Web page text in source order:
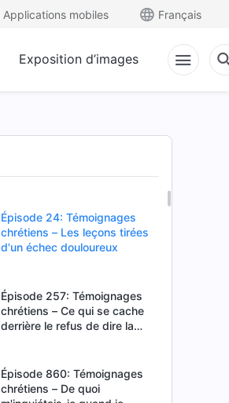
Applications mobiles Français
Exposition d’images
plus certains devoirs comme
Épisode 862: Témoignages
Épisode 284: Témoignages
Épisode 24: Témoignages
chrétiens – Les leçons tirées
d'un échec douloureux
Épisode 257: Témoignages
chrétiens – Ce qui se cache
derrière le refus de dire la
Épisode 860: Témoignages
chrétiens – De quoi